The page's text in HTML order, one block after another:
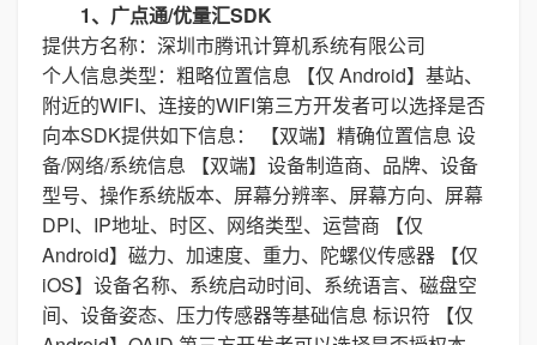
1、广点通/优量汇SDK
提供方名称：深圳市腾讯计算机系统有限公司
个人信息类型：粗略位置信息 【仅 Android】基站、
附近的WIFI、连接的WIFI第三方开发者可以选择是否
向本SDK提供如下信息： 【双端】精确位置信息 设
备/网络/系统信息 【双端】设备制造商、品牌、设备
型号、操作系统版本、屏幕分辨率、屏幕方向、屏幕
DPI、IP地址、时区、网络类型、运营商 【仅
Android】磁力、加速度、重力、陀螺仪传感器 【仅
iOS】设备名称、系统启动时间、系统语言、磁盘空
间、设备姿态、压力传感器等基础信息 标识符 【仅